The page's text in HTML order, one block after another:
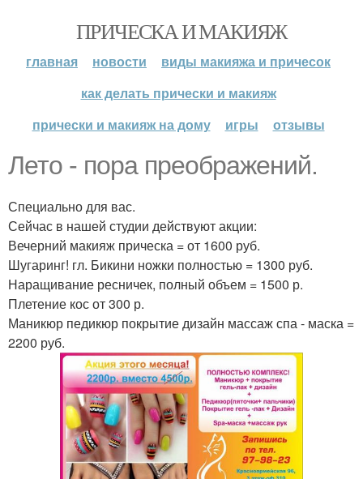
ПРИЧЕСКА И МАКИЯЖ
главная новости
виды макияжа и причесок
как делать прически и макияж
прически и макияж на дому
игры отзывы
Лето - пора преображений.
Специально для вас.
Сейчас в нашей студии действуют акции:
Вечерний макияж прическа = от 1600 руб.
Шугаринг! гл. Бикини ножки полностью = 1300 руб.
Наращивание ресничек, полный объем = 1500 р.
Плетение кос от 300 р.
Маникюр педикюр покрытие дизайн массаж спа - маска =
2200 руб.